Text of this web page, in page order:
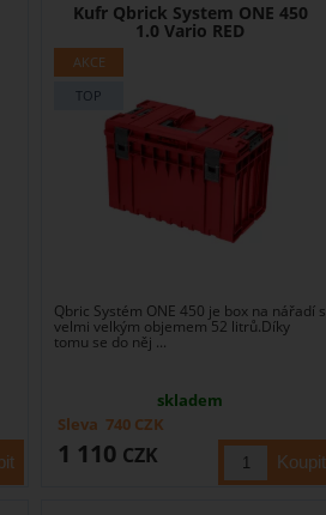
Kufr Qbrick System ONE 450
1.0 Vario RED
Qbric Systém ONE 450 je box na nářadí s
velmi velkým objemem 52 litrů.Díky
tomu se do něj ...
skladem
1 110 CZK
Sleva 740 CZK